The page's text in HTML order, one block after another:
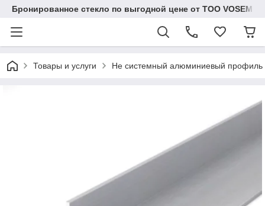
Бронированное стекло по выгодной цене от ТОО VOSEM
Товары и услуги Не системный алюминиевый профиль